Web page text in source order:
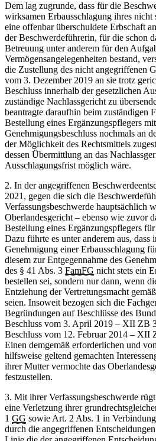
Dem lag zugrunde, dass für die
wirksamen Erbausschlagung ihres nicht
eine offenbar überschuldete Erbschaft
der Beschwerdeführerin, für die schon
Betreuung unter anderem für den
Vermögensangelegenheiten bestand,
die Zustellung des nicht angegriffenen
vom 3. Dezember 2019 an sie trotz
Beschluss innerhalb der gesetzlichen
zuständige Nachlassgericht zu
beantragte daraufhin beim zuständigen
Bestellung eines Ergänzungspflegers
Genehmigungsbeschluss nochmals an
der Möglichkeit des Rechtsmittels
dessen Übermittlung an das
Ausschlagungsfrist möglich wäre.
2. In der angegriffenen
2021, gegen die sich die
Verfassungsbeschwerde hauptsächlich
Oberlandesgericht ‒ ebenso wie zuvor
Bestellung eines Ergänzungspflegers
Dazu führte es unter anderem aus, dass
Genehmigung einer Erbausschlagung
diesem zur Entgegennahme des
des § 41 Abs. 3 FamFG nicht stets ein
bestellen sei, sondern nur dann, wenn
Entziehung der Vertretungsmacht
seien. Insoweit bezogen sich die
Begründungen auf Beschlüsse des
Beschluss vom 3. April 2019 – XII ZB
Beschluss vom 12. Februar 2014 – XII
Einen demgemäß erforderlichen und
hilfsweise geltend gemachten
ihrer Mutter vermochte das
festzustellen.
3. Mit ihrer Verfassungsbeschwerde
eine Verletzung ihrer
1 GG sowie Art. 2 Abs. 1 in
durch die angegriffenen